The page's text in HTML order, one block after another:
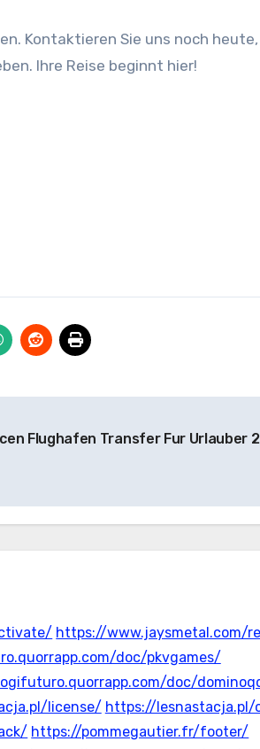
Kontaktieren Sie uns noch
Ihre Reise beginnt hier!
Flughafen Transfer Fur Urlauber
https://www.jaysmetal.com/
doc/pkvgames/
doc/
license/ https://lesnastacja.pl/
https://pommegautier.fr/footer/